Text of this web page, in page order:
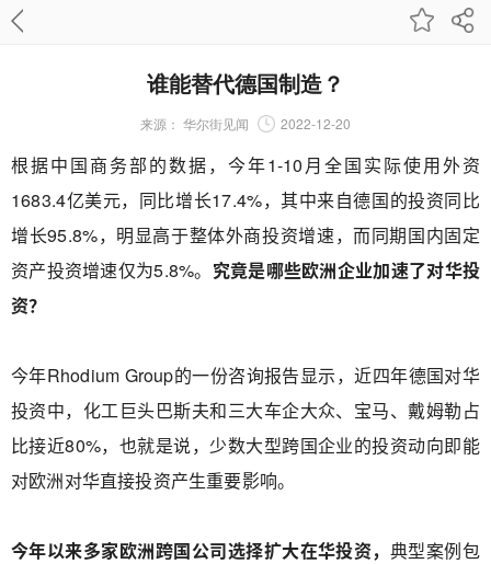
谁能替代德国制造？
来源： 华尔街见闻 2022-12-20
根据中国商务部的数据，今年1-10月全国实际使用外资
1683.4亿美元，同比增长17.4%，其中来自德国的投资同比
增长95.8%，明显高于整体外商投资增速，而同期国内固定
资产投资增速仅为5.8%。 究竟是哪些欧洲企业加速了对华投
资？
今年Rhodium Group的一份咨询报告显示，近四年德国对华
投资中，化工巨头巴斯夫和三大车企大众、宝马、戴姆勒占
比接近80%，也就是说，少数大型跨国企业的投资动向即能
对欧洲对华直接投资产生重要影响。
今年以来多家欧洲跨国公司选择扩大在华投资， 典型案例包